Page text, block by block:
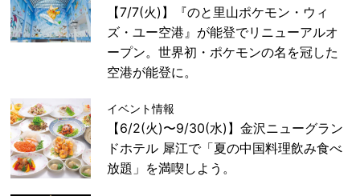
【7/7(火)】『のと里山ポケモン・ウィ
ズ・ユー空港』が能登でリニューアルオ
ープン。世界初・ポケモンの名を冠した
空港が能登に。
イベント情報
【6/2(火)〜9/30(水)】金沢ニューグラン
ドホテル 犀江で「夏の中国料理飲み食べ
放題」を満喫しよう。